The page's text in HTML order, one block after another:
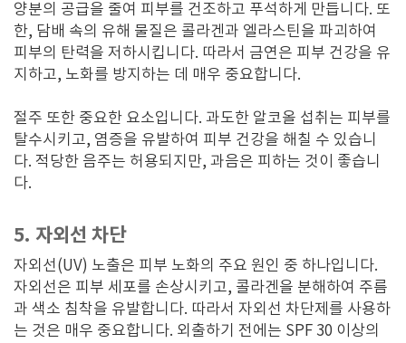
양분의 공급을 줄여 피부를 건조하고 푸석하게 만듭니다. 또
한, 담배 속의 유해 물질은 콜라겐과 엘라스틴을 파괴하여
피부의 탄력을 저하시킵니다. 따라서 금연은 피부 건강을 유
지하고, 노화를 방지하는 데 매우 중요합니다.
절주 또한 중요한 요소입니다. 과도한 알코올 섭취는 피부를
탈수시키고, 염증을 유발하여 피부 건강을 해칠 수 있습니
다. 적당한 음주는 허용되지만, 과음은 피하는 것이 좋습니
다.
5. 자외선 차단
자외선(UV) 노출은 피부 노화의 주요 원인 중 하나입니다.
자외선은 피부 세포를 손상시키고, 콜라겐을 분해하여 주름
과 색소 침착을 유발합니다. 따라서 자외선 차단제를 사용하
는 것은 매우 중요합니다. 외출하기 전에는 SPF 30 이상의